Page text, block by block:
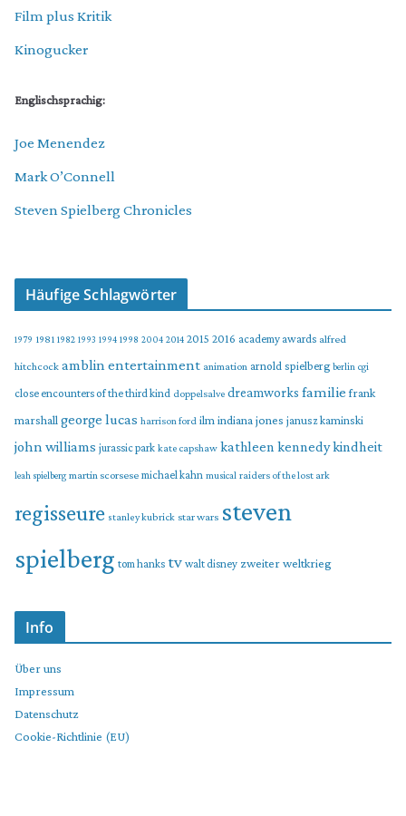
Film plus Kritik
Kinogucker
Englischsprachig:
Joe Menendez
Mark O’Connell
Steven Spielberg Chronicles
Häufige Schlagwörter
1979 1981 1982 1993 1994 1998 2004 2014 2015 2016 academy awards alfred
hitchcock amblin entertainment animation arnold spielberg berlin cgi
close encounters of the third kind doppelsalve dreamworks familie frank
marshall george lucas harrison ford ilm indiana jones janusz kaminski
john williams jurassic park kate capshaw kathleen kennedykindheit
leah spielberg martin scorsese michael kahn musical raiders of the lost ark
regisseure stanley kubrick star wars steven
spielberg tom hanks tv walt disney zweiter weltkrieg
Info
Über uns
Impressum
Datenschutz
Cookie-Richtlinie (EU)